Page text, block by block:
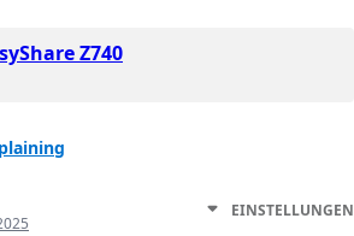
Z740
EINSTELLUNGEN